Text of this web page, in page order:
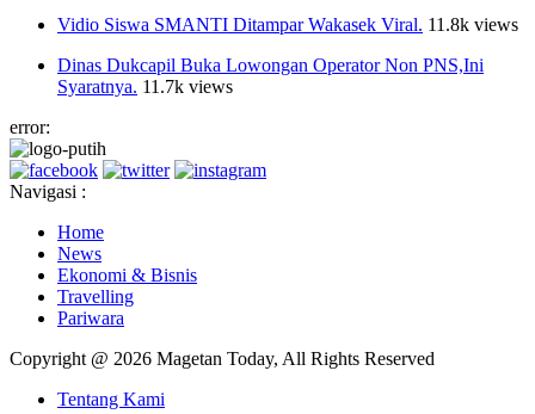
Vidio Siswa SMANTI Ditampar Wakasek Viral. 11.8k views
Dinas Dukcapil Buka Lowongan Operator Non PNS,Ini
Syaratnya. 11.7k views
error:
Navigasi :
Home
News
Ekonomi & Bisnis
Travelling
Pariwara
Copyright @ 2026 Magetan Today, All Rights Reserved
Tentang Kami